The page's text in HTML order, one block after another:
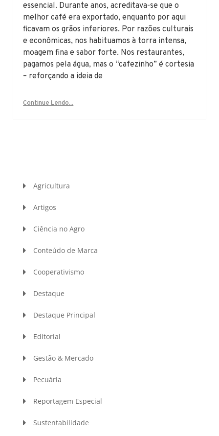
essencial. Durante anos, acreditava-se que o
melhor café era exportado, enquanto por aqui
ficavam os grãos inferiores. Por razões culturais
e econômicas, nos habituamos à torra intensa,
moagem fina e sabor forte. Nos restaurantes,
pagamos pela água, mas o “cafezinho” é cortesia
– reforçando a ideia de
Continue Lendo...
Agricultura
Artigos
Ciência no Agro
Conteúdo de Marca
Cooperativismo
Destaque
Destaque Principal
Editorial
Gestão & Mercado
Pecuária
Reportagem Especial
Sustentabilidade